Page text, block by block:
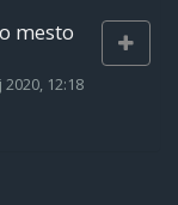
mesto
2020, 12:18